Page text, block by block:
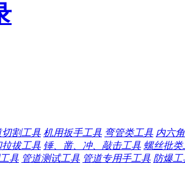
切割工具 机用扳手工具 弯管类工具 内六
拔工具 锤、凿、冲、敲击工具 螺丝批类
具 管道测试工具 管道专用手工具 防爆工